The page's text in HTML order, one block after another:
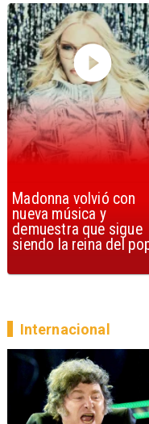
Phil Collins revela su
lucha contra el
alcoholismo que casi le
causa la muerte
Internacional